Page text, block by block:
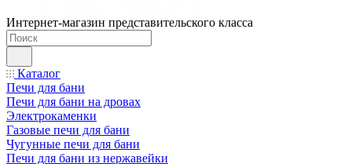
Интернет-магазин представительского класса
Каталог
Печи для бани
Печи для бани на дровах
Электрокаменки
Газовые печи для бани
Чугунные печи для бани
Печи для бани из нержавейки